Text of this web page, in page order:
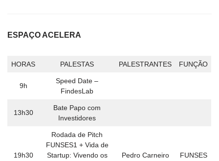
ESPAÇO ACELERA
HORAS PALESTAS PALESTRANTES FUNÇÃO
9h
Speed Date –
FindesLab
13h30
Bate Papo com
Investidores
19h30
Rodada de Pitch
FUNSES1 + Vida de
Startup: Vivendo os
Pedro Carneiro FUNSES